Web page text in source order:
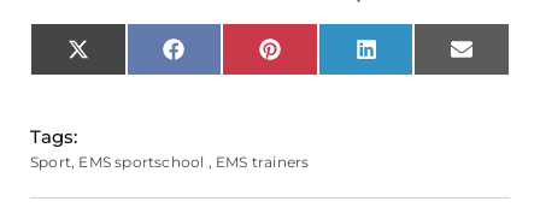
X
(Twitter)
FacebookPinterest LinkedIn Email
Tags:
Sport, EMS sportschool , EMS trainers